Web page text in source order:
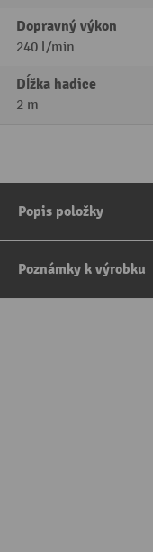
Dopravný výkon
240 l/min
Dĺžka hadice
2 m
Popis položky
Poznámky k výrobku